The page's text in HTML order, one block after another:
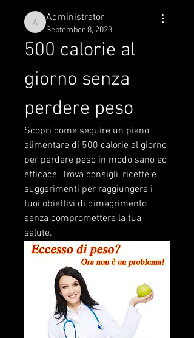
Administrator
Administrator
September 8, 2023
500 calorie al
giorno senza
perdere peso
Scopri come seguire un piano
alimentare di 500 calorie al giorno
per perdere peso in modo sano ed
efficace. Trova consigli, ricette e
suggerimenti per raggiungere i
tuoi obiettivi di dimagrimento
senza compromettere la tua
salute.